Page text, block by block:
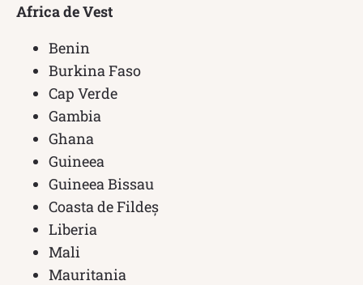
Africa de Vest
Benin
Burkina Faso
Cap Verde
Gambia
Ghana
Guineea
Guineea Bissau
Coasta de Fildeș
Liberia
Mali
Mauritania